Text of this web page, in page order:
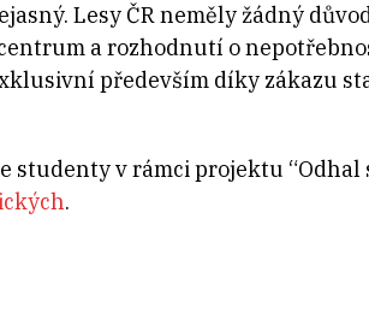
Lesy ČR neměly žádný
a rozhodnutí o
především díky zákazu
studenty v rámci projektu “Odhal
.